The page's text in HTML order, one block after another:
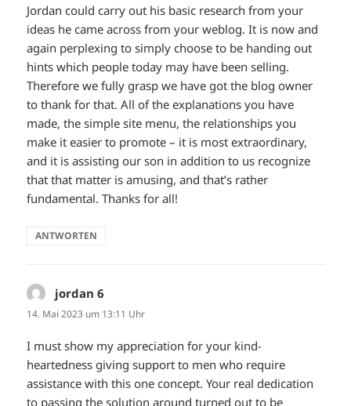
Jordan could carry out his basic research from your
ideas he came across from your weblog. It is now and
again perplexing to simply choose to be handing out
hints which people today may have been selling.
Therefore we fully grasp we have got the blog owner
to thank for that. All of the explanations you have
made, the simple site menu, the relationships you
make it easier to promote – it is most extraordinary,
and it is assisting our son in addition to us recognize
that that matter is amusing, and that’s rather
fundamental. Thanks for all!
ANTWORTEN
jordan 6
14. Mai 2023 um 13:11 Uhr
I must show my appreciation for your kind-
heartedness giving support to men who require
assistance with this one concept. Your real dedication
to passing the solution around turned out to be